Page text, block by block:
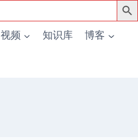
视频 知识库 博客